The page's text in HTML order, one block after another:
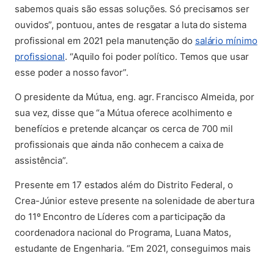
sabemos quais são essas soluções. Só precisamos ser
ouvidos”, pontuou, antes de resgatar a luta do sistema
profissional em 2021 pela manutenção do salário mínimo
profissional(abre em nova aba)
. “Aquilo foi poder político. Temos que usar
esse poder a nosso favor”.
O presidente da Mútua, eng. agr. Francisco Almeida, por
sua vez, disse que “a Mútua oferece acolhimento e
benefícios e pretende alcançar os cerca de 700 mil
profissionais que ainda não conhecem a caixa de
assistência”.
Presente em 17 estados além do Distrito Federal, o
Crea-Júnior esteve presente na solenidade de abertura
do 11º Encontro de Líderes com a participação da
coordenadora nacional do Programa, Luana Matos,
estudante de Engenharia. “Em 2021, conseguimos mais